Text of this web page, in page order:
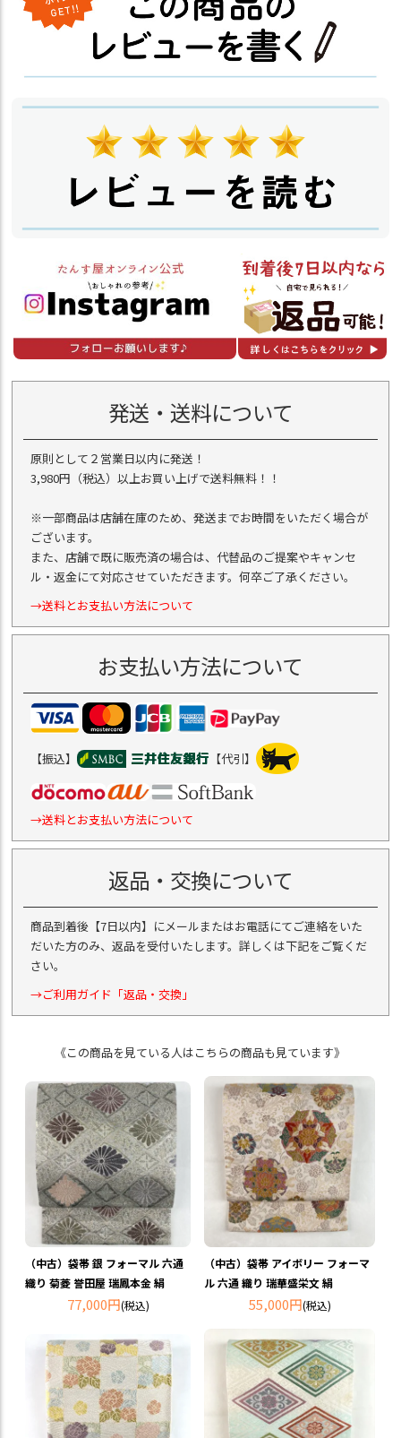
発送・送料について
原則として２営業日以内に発送！
3,980円（税込）以上お買い上げで送料無料！！
※一部商品は店舗在庫のため、発送までお時間をいただく場合が
ございます。
また、店舗で既に販売済の場合は、代替品のご提案やキャンセ
ル・返金にて対応させていただきます。何卒ご了承ください。
→送料とお支払い方法について
お支払い方法について
【振込】 【代引】
→送料とお支払い方法について
返品・交換について
商品到着後【7日以内】にメールまたはお電話にてご連絡をいた
だいた方のみ、返品を受付いたします。詳しくは下記をご覧くだ
さい。
→ご利用ガイド「返品・交換」
《この商品を見ている人はこちらの商品も見ています》
（中古）袋帯 銀 フォーマル 六通
織り 菊菱 誉田屋 瑞鳳本金 絹
77,000円(税込)
（中古）袋帯 アイボリー フォーマ
ル 六通 織り 瑞華盛栄文 絹
55,000円(税込)